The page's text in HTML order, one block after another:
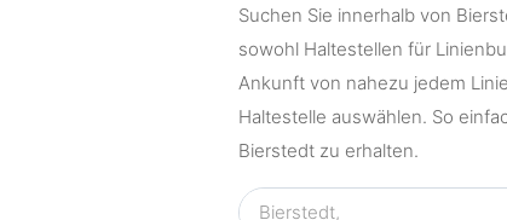
Suchen Sie innerhalb von
sowohl Haltestellen für
Ankunft von nahezu jedem
Haltestelle auswählen. So
Bierstedt zu erhalten.